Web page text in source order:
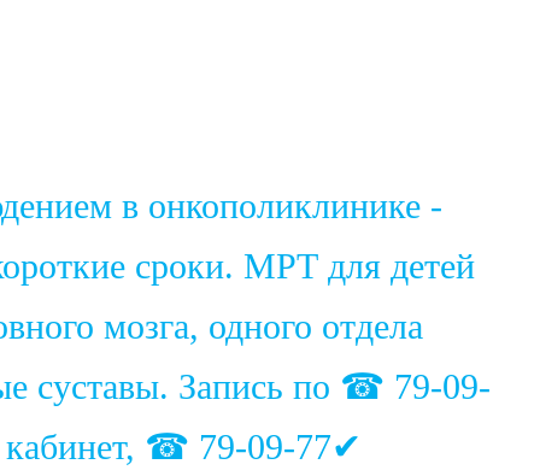
в онкополиклинике -
сроки. МРТ для детей
мозга, одного отдела
суставы. Запись по ☎ 79-09-
кабинет, ☎ 79-09-77✔